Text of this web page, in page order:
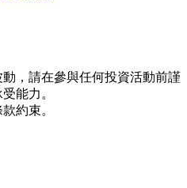
，請在參與任何投資活動前謹
能力。
約束。